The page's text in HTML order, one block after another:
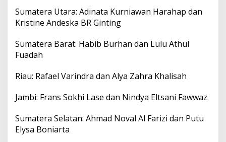
Sumatera Utara: Adinata Kurniawan Harahap dan
Kristine Andeska BR Ginting
Sumatera Barat: Habib Burhan dan Lulu Athul
Fuadah
Riau: Rafael Varindra dan Alya Zahra Khalisah
Jambi: Frans Sokhi Lase dan Nindya Eltsani Fawwaz
Sumatera Selatan: Ahmad Noval Al Farizi dan Putu
Elysa Boniarta